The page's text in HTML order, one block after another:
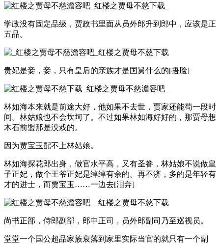
学政没有固定品级，贾政书里面从员外郎升到郎中，应该是正
五品。
贵妃是妾，妾，只有皇后的亲族才是国舅什么的[捂脸]
林如海本来就是前途大好，他如果不去世，贾家还能苟一段时
间。林姑娘也不会坎坷了。不过如果林如海好好的，那贾母想
木石前盟那是没戏的。
因为贾宝玉配不上林姑娘。
林如海探花郎出身，做官水平高，又有圣眷，林姑娘不说做皇
子正妃，做个王爷正妃是绰绰有余的。再不济，多的是年轻有
才的进士，而贾宝玉……一边去[泪奔]
尚书正部，侍郎副部，郎中正司，员外郎副司乃至巡视员。
堂堂一个国公超品家族衰落到家里实际当官的就只有一个副